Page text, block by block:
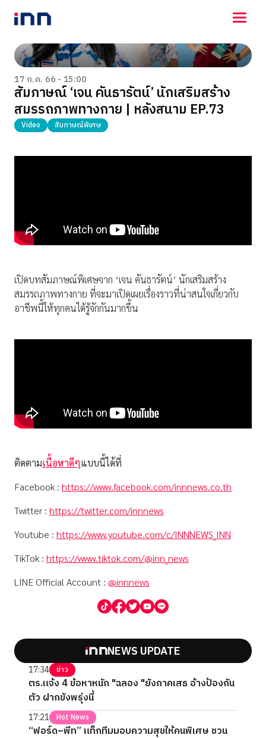
NEWS
ENTERTAINMENT
LIFESTYLE
HOROSCOPE
LOTTERY
VIDEO
17 ก.ค. 66 - 15:00
สัมภาษณ์ ‘เจน คันธารัตน์’ นักเสริมสร้าง
สมรรถภาพทางกาย | หลังสนาม EP.73
Video สัมภาษณ์พิเศษ
เปิดบทสัมภาษณ์พิเศษจาก ‘เจน คันธารัตน์’ นักเสริมสร้าง
สมรรถภาพทางกาย ที่จะมาเปิดเผยเรื่องราวที่น่าสนใจเกี่ยวกับ
อาชีพนี้ให้ทุกคนได้รู้จักกันมากขึ้น
ติดตามเนื้อหาดีๆแบบนี้ได้ที่
Facebook : https://www.facebook.com/innnews.co.th
Twitter : https://twitter.com/innnews
Youtube : https://www.youtube.com/c/INNNEWS_INN
TikTok : https://www.tiktok.com/@inn_news
LINE Official Account : @innnews
NEWS UPDATE
17:34 ข่าว
ตร.แจ้ง 4 ข้อหาหนัก "ฉลอง "ยังภาคเสธ อ้างป้องกัน
ตัว ฝากขังพรุ่งนี้
17:21 Hot News
“ฟอร์ด–พีท” แท็กทีมมอบความสุขให้คนพิเศษ ชวน